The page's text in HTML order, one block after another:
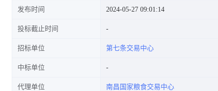
发布时间 2024-05-27 09:01:14
投标截止时间
招标单位 第七条交易中心
中标单位
代理单位 南昌国家粮食交易中心